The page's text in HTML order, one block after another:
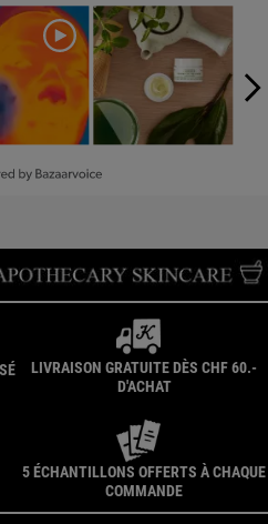
the previous and next buttons
LIVRAISON GRATUITE DÈS CHF 60.-
D'ACHAT
5 ÉCHANTILLONS OFFERTS À CHAQUE
COMMANDE